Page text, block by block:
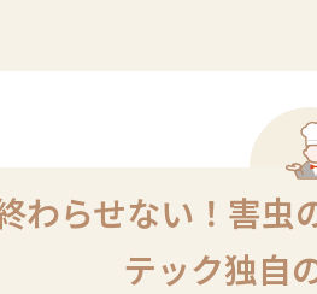
わらせない！害虫
テック独自